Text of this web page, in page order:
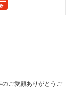
ご愛顧ありがとうご